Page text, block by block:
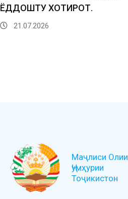
ЁДДОШТУ ХОТИРОТ.
21.07.2026
Маҷлиси Олии
Ҷумҳурии
Тоҷикистон